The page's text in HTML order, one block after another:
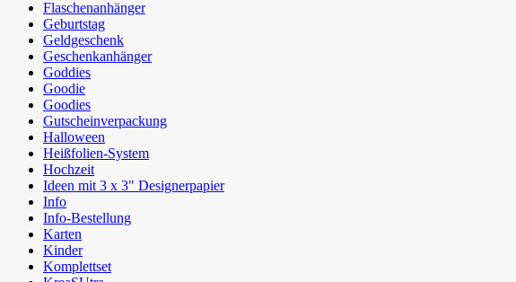
Flaschenanhänger
Geburtstag
Geldgeschenk
Geschenkanhänger
Goddies
Goodie
Goodies
Gutscheinverpackung
Halloween
Heißfolien-System
Hochzeit
Ideen mit 3 x 3" Designerpapier
Info
Info-Bestellung
Karten
Kinder
Komplettset